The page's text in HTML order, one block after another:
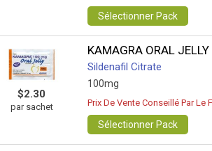
Sélectionner Pack
$2.30
par sachet
KAMAGRA ORAL JELLY
Sildenafil Citrate
100mg
Prix De Vente Conseillé Par Le
Sélectionner Pack